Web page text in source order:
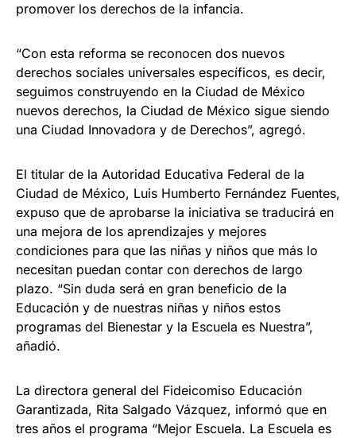
promover los derechos de la infancia.
“Con esta reforma se reconocen dos nuevos
derechos sociales universales específicos, es decir,
seguimos construyendo en la Ciudad de México
nuevos derechos, la Ciudad de México sigue siendo
una Ciudad Innovadora y de Derechos”, agregó.
El titular de la Autoridad Educativa Federal de la
Ciudad de México, Luis Humberto Fernández Fuentes,
expuso que de aprobarse la iniciativa se traducirá en
una mejora de los aprendizajes y mejores
condiciones para que las niñas y niños que más lo
necesitan puedan contar con derechos de largo
plazo. “Sin duda será en gran beneficio de la
Educación y de nuestras niñas y niños estos
programas del Bienestar y la Escuela es Nuestra”,
añadió.
La directora general del Fideicomiso Educación
Garantizada, Rita Salgado Vázquez, informó que en
tres años el programa “Mejor Escuela. La Escuela es